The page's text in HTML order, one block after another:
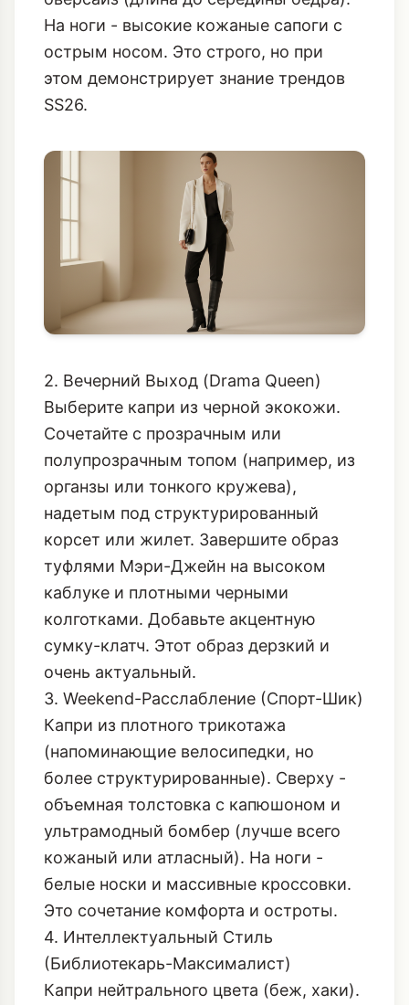
На ноги - высокие кожаные сапоги с
острым носом. Это строго, но при
этом демонстрирует знание трендов
SS26.
2. Вечерний Выход (Drama Queen)
Выберите капри из черной экокожи.
Сочетайте с прозрачным или
полупрозрачным топом (например, из
органзы или тонкого кружева),
надетым под структурированный
корсет или жилет. Завершите образ
туфлями Мэри-Джейн на высоком
каблуке и плотными черными
колготками. Добавьте акцентную
сумку-клатч. Этот образ дерзкий и
очень актуальный.
3. Weekend-Расслабление (Спорт-Шик)
Капри из плотного трикотажа
(напоминающие велосипедки, но
более структурированные). Сверху -
объемная толстовка с капюшоном и
ультрамодный бомбер (лучше всего
кожаный или атласный). На ноги -
белые носки и массивные кроссовки.
Это сочетание комфорта и остроты.
4. Интеллектуальный Стиль
(Библиотекарь-Максималист)
Капри нейтрального цвета (беж, хаки).